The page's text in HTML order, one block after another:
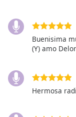
Background
Color
Font
Buenisima
(Y) amo
Hermosa